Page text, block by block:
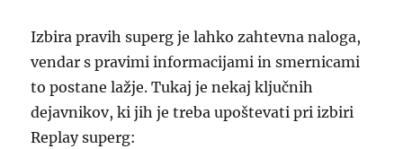
Izbira pravih superg je lahko zahtevna naloga,
vendar s pravimi informacijami in smernicami
to postane lažje. Tukaj je nekaj ključnih
dejavnikov, ki jih je treba upoštevati pri izbiri
Replay superg: